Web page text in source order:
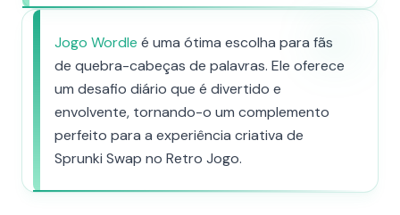
Jogo Wordle é uma ótima escolha para fãs
de quebra-cabeças de palavras. Ele oferece
um desafio diário que é divertido e
envolvente, tornando-o um complemento
perfeito para a experiência criativa de
Sprunki Swap no Retro Jogo.